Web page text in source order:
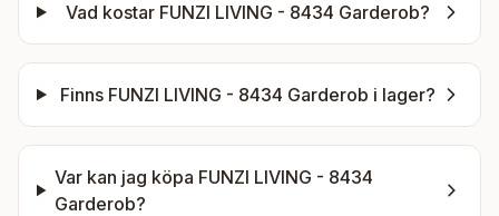
Vad kostar FUNZI LIVING - 8434 Garderob?
Finns FUNZI LIVING - 8434 Garderob i lager?
Var kan jag köpa FUNZI LIVING - 8434
Garderob?